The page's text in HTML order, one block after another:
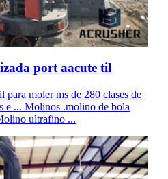
port aacute til
moler ms de 280 clases de
e ... Molinos .molino de bola
ultrafino ...